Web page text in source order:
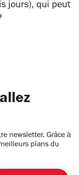
jours), qui peut
newsletter. Grâce à
plans du